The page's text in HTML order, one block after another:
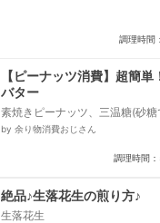
調理時間
【ピーナッツ消費】超簡
バター
素焼きピーナッツ、三温糖(砂
油でも可)
by 余り物消費おじさん
調理時間
絶品♪生落花生の煎り方♪
生落花生